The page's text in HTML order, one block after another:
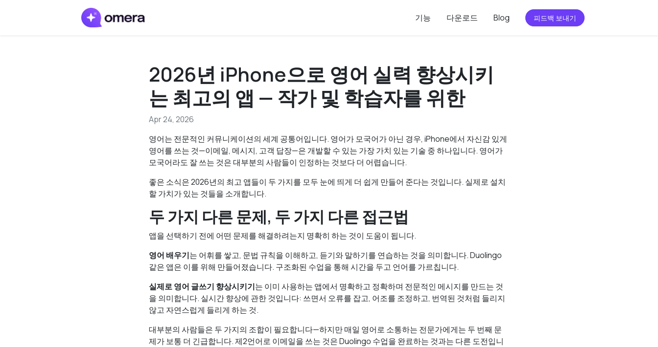
기능 다운로드 Blog 피드백 보내기
2026년 iPhone으로 영어 실력 향상시키
는 최고의 앱 — 작가 및 학습자를 위한
Apr 24, 2026
영어는 전문적인 커뮤니케이션의 세계 공통어입니다. 영어가 모국어가 아닌 경우, iPhone에서 자신감 있게
영어를 쓰는 것—이메일, 메시지, 고객 답장—은 개발할 수 있는 가장 가치 있는 기술 중 하나입니다. 영어가
모국어라도 잘 쓰는 것은 대부분의 사람들이 인정하는 것보다 더 어렵습니다.
좋은 소식은 2026년의 최고 앱들이 두 가지를 모두 눈에 띄게 더 쉽게 만들어 준다는 것입니다. 실제로 설치
할 가치가 있는 것들을 소개합니다.
두 가지 다른 문제, 두 가지 다른 접근법
앱을 선택하기 전에 어떤 문제를 해결하려는지 명확히 하는 것이 도움이 됩니다.
영어 배우기는 어휘를 쌓고, 문법 규칙을 이해하고, 듣기와 말하기를 연습하는 것을 의미합니다. Duolingo
같은 앱은 이를 위해 만들어졌습니다. 구조화된 수업을 통해 시간을 두고 언어를 가르칩니다.
실제로 영어 글쓰기 향상시키기는 이미 사용하는 앱에서 명확하고 정확하며 전문적인 메시지를 만드는 것
을 의미합니다. 실시간 향상에 관한 것입니다: 쓰면서 오류를 잡고, 어조를 조정하고, 번역된 것처럼 들리지
않고 자연스럽게 들리게 하는 것.
대부분의 사람들은 두 가지의 조합이 필요합니다—하지만 매일 영어로 소통하는 전문가에게는 두 번째 문
제가 보통 더 긴급합니다. 제2언어로 이메일을 쓰는 것은 Duolingo 수업을 완료하는 것과는 다른 도전입니